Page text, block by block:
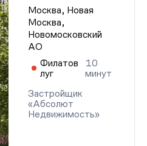
Москва, Новая
Москва,
Новомосковский
АО
Филатов
луг
10
минут
Застройщик
«Абсолют
Недвижимость»